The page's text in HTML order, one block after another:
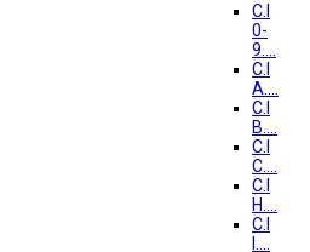
C.I
0-
9....
C.I
A....
C.I
B....
C.I
C....
C.I
H....
C.I